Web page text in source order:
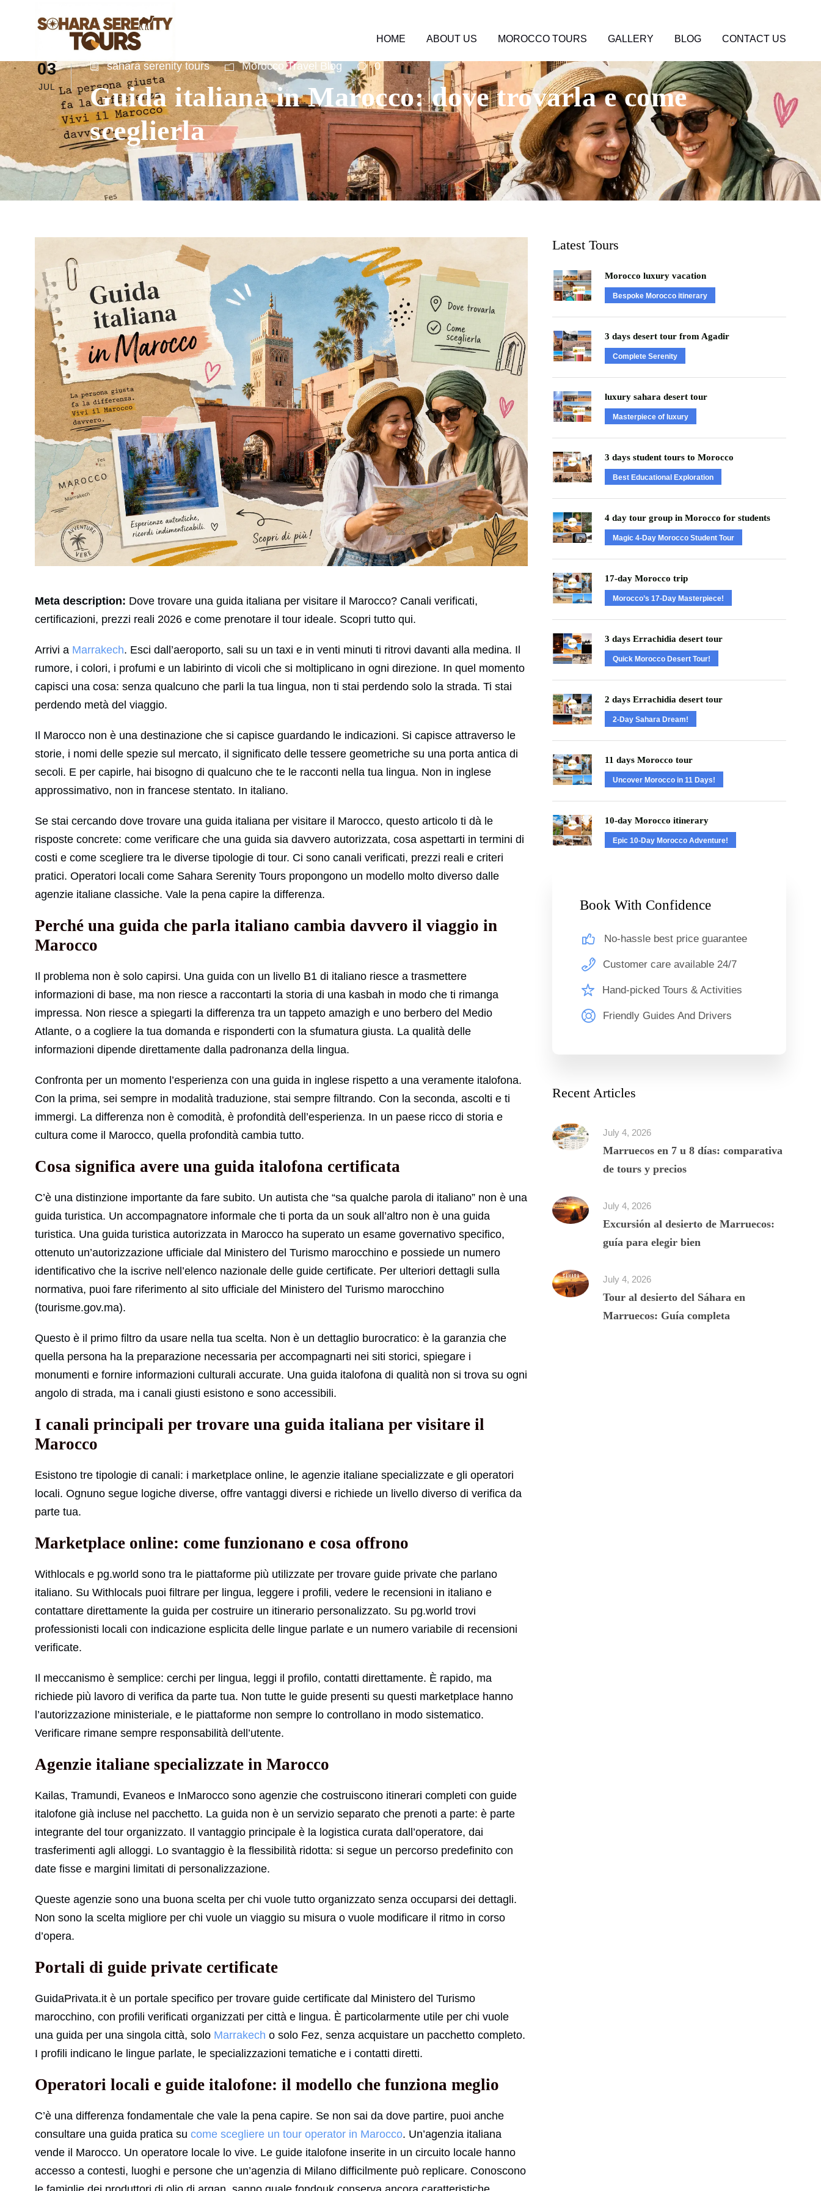
HOME ABOUT US MOROCCO TOURS GALLERY BLOG CONTACT US
03
JUL
sahara serenity tours Morocco Travel Blog 0
Guida italiana in Marocco: dove trovarla e come
sceglierla
Meta description: Dove trovare una guida italiana per visitare il Marocco? Canali verificati,
certificazioni, prezzi reali 2026 e come prenotare il tour ideale. Scopri tutto qui.
Arrivi a Marrakech. Esci dall’aeroporto, sali su un taxi e in venti minuti ti ritrovi davanti alla medina. Il
rumore, i colori, i profumi e un labirinto di vicoli che si moltiplicano in ogni direzione. In quel momento
capisci una cosa: senza qualcuno che parli la tua lingua, non ti stai perdendo solo la strada. Ti stai
perdendo metà del viaggio.
Il Marocco non è una destinazione che si capisce guardando le indicazioni. Si capisce attraverso le
storie, i nomi delle spezie sul mercato, il significato delle tessere geometriche su una porta antica di
secoli. E per capirle, hai bisogno di qualcuno che te le racconti nella tua lingua. Non in inglese
approssimativo, non in francese stentato. In italiano.
Se stai cercando dove trovare una guida italiana per visitare il Marocco, questo articolo ti dà le
risposte concrete: come verificare che una guida sia davvero autorizzata, cosa aspettarti in termini di
costi e come scegliere tra le diverse tipologie di tour. Ci sono canali verificati, prezzi reali e criteri
pratici. Operatori locali come Sahara Serenity Tours propongono un modello molto diverso dalle
agenzie italiane classiche. Vale la pena capire la differenza.
Perché una guida che parla italiano cambia davvero il viaggio in
Marocco
Il problema non è solo capirsi. Una guida con un livello B1 di italiano riesce a trasmettere
informazioni di base, ma non riesce a raccontarti la storia di una kasbah in modo che ti rimanga
impressa. Non riesce a spiegarti la differenza tra un tappeto amazigh e uno berbero del Medio
Atlante, o a cogliere la tua domanda e risponderti con la sfumatura giusta. La qualità delle
informazioni dipende direttamente dalla padronanza della lingua.
Confronta per un momento l’esperienza con una guida in inglese rispetto a una veramente italofona.
Con la prima, sei sempre in modalità traduzione, stai sempre filtrando. Con la seconda, ascolti e ti
immergi. La differenza non è comodità, è profondità dell’esperienza. In un paese ricco di storia e
cultura come il Marocco, quella profondità cambia tutto.
Cosa significa avere una guida italofona certificata
C’è una distinzione importante da fare subito. Un autista che “sa qualche parola di italiano” non è una
guida turistica. Un accompagnatore informale che ti porta da un souk all’altro non è una guida
turistica. Una guida turistica autorizzata in Marocco ha superato un esame governativo specifico,
ottenuto un’autorizzazione ufficiale dal Ministero del Turismo marocchino e possiede un numero
identificativo che la iscrive nell’elenco nazionale delle guide certificate. Per ulteriori dettagli sulla
normativa, puoi fare riferimento al sito ufficiale del Ministero del Turismo marocchino
(tourisme.gov.ma).
Questo è il primo filtro da usare nella tua scelta. Non è un dettaglio burocratico: è la garanzia che
quella persona ha la preparazione necessaria per accompagnarti nei siti storici, spiegare i
monumenti e fornire informazioni culturali accurate. Una guida italofona di qualità non si trova su ogni
angolo di strada, ma i canali giusti esistono e sono accessibili.
I canali principali per trovare una guida italiana per visitare il
Marocco
Esistono tre tipologie di canali: i marketplace online, le agenzie italiane specializzate e gli operatori
locali. Ognuno segue logiche diverse, offre vantaggi diversi e richiede un livello diverso di verifica da
parte tua.
Marketplace online: come funzionano e cosa offrono
Withlocals e pg.world sono tra le piattaforme più utilizzate per trovare guide private che parlano
italiano. Su Withlocals puoi filtrare per lingua, leggere i profili, vedere le recensioni in italiano e
contattare direttamente la guida per costruire un itinerario personalizzato. Su pg.world trovi
professionisti locali con indicazione esplicita delle lingue parlate e un numero variabile di recensioni
verificate.
Il meccanismo è semplice: cerchi per lingua, leggi il profilo, contatti direttamente. È rapido, ma
richiede più lavoro di verifica da parte tua. Non tutte le guide presenti su questi marketplace hanno
l’autorizzazione ministeriale, e le piattaforme non sempre lo controllano in modo sistematico.
Verificare rimane sempre responsabilità dell’utente.
Agenzie italiane specializzate in Marocco
Kailas, Tramundi, Evaneos e InMarocco sono agenzie che costruiscono itinerari completi con guide
italofone già incluse nel pacchetto. La guida non è un servizio separato che prenoti a parte: è parte
integrante del tour organizzato. Il vantaggio principale è la logistica curata dall’operatore, dai
trasferimenti agli alloggi. Lo svantaggio è la flessibilità ridotta: si segue un percorso predefinito con
date fisse e margini limitati di personalizzazione.
Queste agenzie sono una buona scelta per chi vuole tutto organizzato senza occuparsi dei dettagli.
Non sono la scelta migliore per chi vuole un viaggio su misura o vuole modificare il ritmo in corso
d’opera.
Portali di guide private certificate
GuidaPrivata.it è un portale specifico per trovare guide certificate dal Ministero del Turismo
marocchino, con profili verificati organizzati per città e lingua. È particolarmente utile per chi vuole
una guida per una singola città, solo Marrakech o solo Fez, senza acquistare un pacchetto completo.
I profili indicano le lingue parlate, le specializzazioni tematiche e i contatti diretti.
Operatori locali e guide italofone: il modello che funziona meglio
C’è una differenza fondamentale che vale la pena capire. Se non sai da dove partire, puoi anche
consultare una guida pratica su come scegliere un tour operator in Marocco. Un’agenzia italiana
vende il Marocco. Un operatore locale lo vive. Le guide italofone inserite in un circuito locale hanno
accesso a contesti, luoghi e persone che un’agenzia di Milano difficilmente può replicare. Conoscono
Latest Tours
Morocco luxury vacation
Bespoke Morocco itinerary
3 days desert tour from Agadir
Complete Serenity
luxury sahara desert tour
Masterpiece of luxury
3 days student tours to Morocco
Best Educational Exploration
4 day tour group in Morocco for students
Magic 4-Day Morocco Student Tour
17-day Morocco trip
Morocco’s 17-Day Masterpiece!
3 days Errachidia desert tour
Quick Morocco Desert Tour!
2 days Errachidia desert tour
2-Day Sahara Dream!
11 days Morocco tour
Uncover Morocco in 11 Days!
10-day Morocco itinerary
Epic 10-Day Morocco Adventure!
Book With Confidence
No-hassle best price guarantee
Customer care available 24/7
Hand-picked Tours & Activities
Friendly Guides And Drivers
Recent Articles
July 4, 2026
Marruecos en 7 u 8 días: comparativa
de tours y precios
July 4, 2026
Excursión al desierto de Marruecos:
guía para elegir bien
July 4, 2026
Tour al desierto del Sáhara en
Marruecos: Guía completa